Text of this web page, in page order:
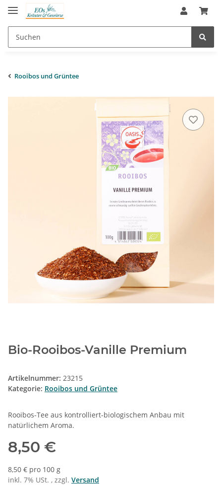
Rooibos und Grüntee
Bio-Rooibos-Vanille Premium
Artikelnummer: 23215
Kategorie: Rooibos und Grüntee
Rooibos-Tee aus kontrolliert-biologischem Anbau mit
natürlichem Aroma.
8,50 €
8,50 € pro 100 g
inkl. 7% USt. , zzgl. Versand